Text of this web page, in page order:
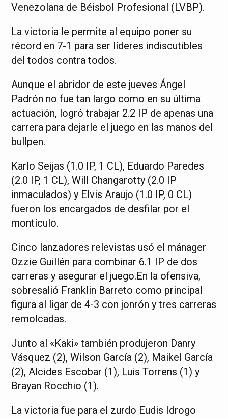
Venezolana de Béisbol Profesional (LVBP).
La victoria le permite al equipo poner su
récord en 7-1 para ser líderes indiscutibles
del todos contra todos.
Aunque el abridor de este jueves Ángel
Padrón no fue tan largo como en su última
actuación, logró trabajar 2.2 IP de apenas una
carrera para dejarle el juego en las manos del
bullpen.
Karlo Seijas (1.0 IP, 1 CL), Eduardo Paredes
(2.0 IP, 1 CL), Will Changarotty (2.0 IP
inmaculados) y Elvis Araujo (1.0 IP, 0 CL)
fueron los encargados de desfilar por el
montículo.
Cinco lanzadores relevistas usó el mánager
Ozzie Guillén para combinar 6.1 IP de dos
carreras y asegurar el juego.En la ofensiva,
sobresalió Franklin Barreto como principal
figura al ligar de 4-3 con jonrón y tres carreras
remolcadas.
Junto al «Kaki» también produjeron Danry
Vásquez (2), Wilson García (2), Maikel García
(2), Alcides Escobar (1), Luis Torrens (1) y
Brayan Rocchio (1).
La victoria fue para el zurdo Eudis Idrogo